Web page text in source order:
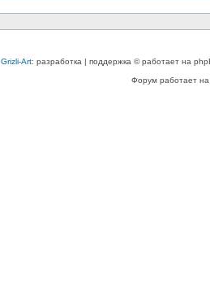
Grizli-Art: разработка | поддержка © работает на
Форум работает